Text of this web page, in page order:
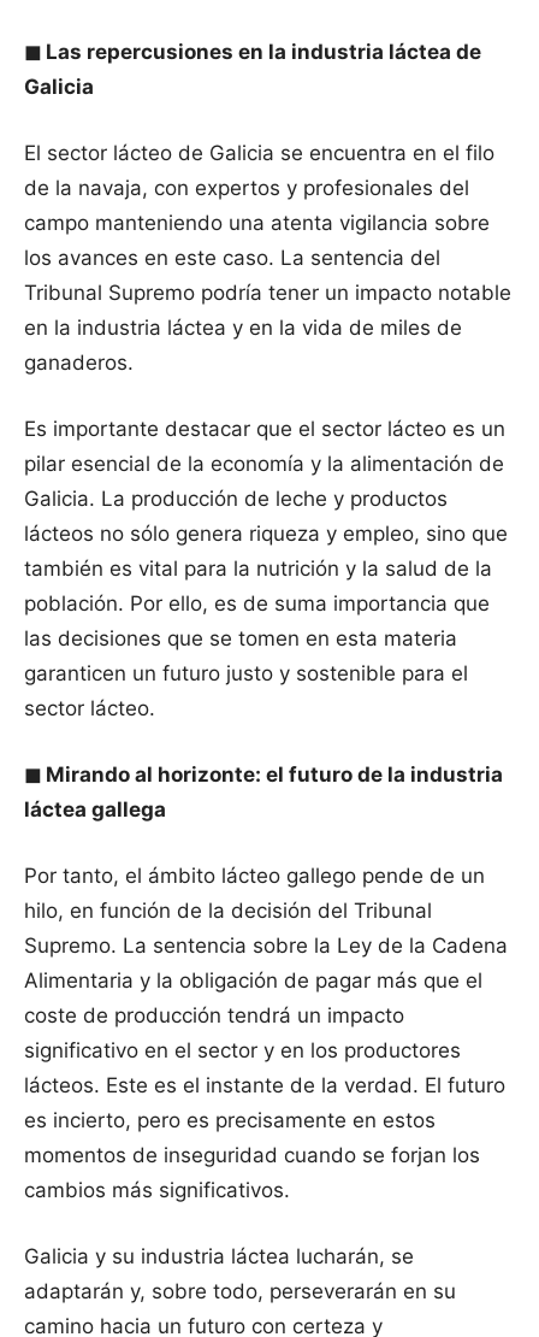
◼ Las repercusiones en la industria láctea de
Galicia
El sector lácteo de Galicia se encuentra en el filo
de la navaja, con expertos y profesionales del
campo manteniendo una atenta vigilancia sobre
los avances en este caso. La sentencia del
Tribunal Supremo podría tener un impacto notable
en la industria láctea y en la vida de miles de
ganaderos.
Es importante destacar que el sector lácteo es un
pilar esencial de la economía y la alimentación de
Galicia. La producción de leche y productos
lácteos no sólo genera riqueza y empleo, sino que
también es vital para la nutrición y la salud de la
población. Por ello, es de suma importancia que
las decisiones que se tomen en esta materia
garanticen un futuro justo y sostenible para el
sector lácteo.
◼ Mirando al horizonte: el futuro de la industria
láctea gallega
Por tanto, el ámbito lácteo gallego pende de un
hilo, en función de la decisión del Tribunal
Supremo. La sentencia sobre la Ley de la Cadena
Alimentaria y la obligación de pagar más que el
coste de producción tendrá un impacto
significativo en el sector y en los productores
lácteos. Este es el instante de la verdad. El futuro
es incierto, pero es precisamente en estos
momentos de inseguridad cuando se forjan los
cambios más significativos.
Galicia y su industria láctea lucharán, se
adaptarán y, sobre todo, perseverarán en su
camino hacia un futuro con certeza y